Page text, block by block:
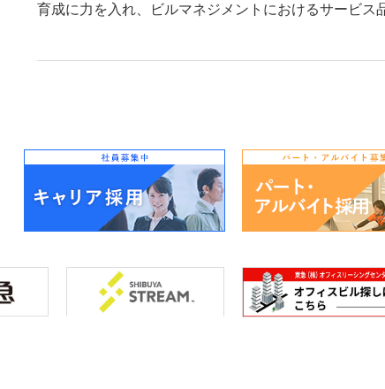
育成に力を入れ、ビルマネジメントにおけるサービス